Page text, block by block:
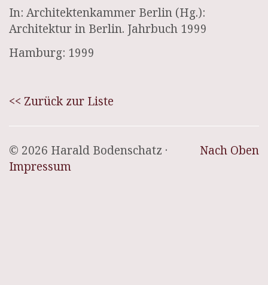
In: Architektenkammer Berlin (Hg.):
Architektur in Berlin. Jahrbuch 1999
Hamburg: 1999
<< Zurück zur Liste
Nach Oben
© 2026 Harald Bodenschatz ·
Impressum